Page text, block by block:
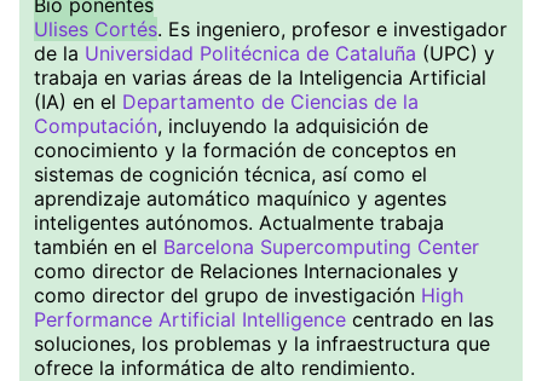
Bio ponentes
Ulises Cortés. Es ingeniero, profesor e investigador
de la Universidad Politécnica de Cataluña (UPC) y
trabaja en varias áreas de la Inteligencia Artificial
(IA) en el Departamento de Ciencias de la
Computación, incluyendo la adquisición de
conocimiento y la formación de conceptos en
sistemas de cognición técnica, así como el
aprendizaje automático maquínico y agentes
inteligentes autónomos. Actualmente trabaja
también en el Barcelona Supercomputing Center
como director de Relaciones Internacionales y
como director del grupo de investigación High
Performance Artificial Intelligence centrado en las
soluciones, los problemas y la infraestructura que
ofrece la informática de alto rendimiento.